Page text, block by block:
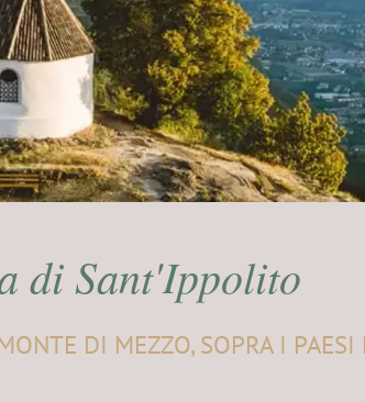
di Sant'Ippolito
DI MEZZO, SOPRA I